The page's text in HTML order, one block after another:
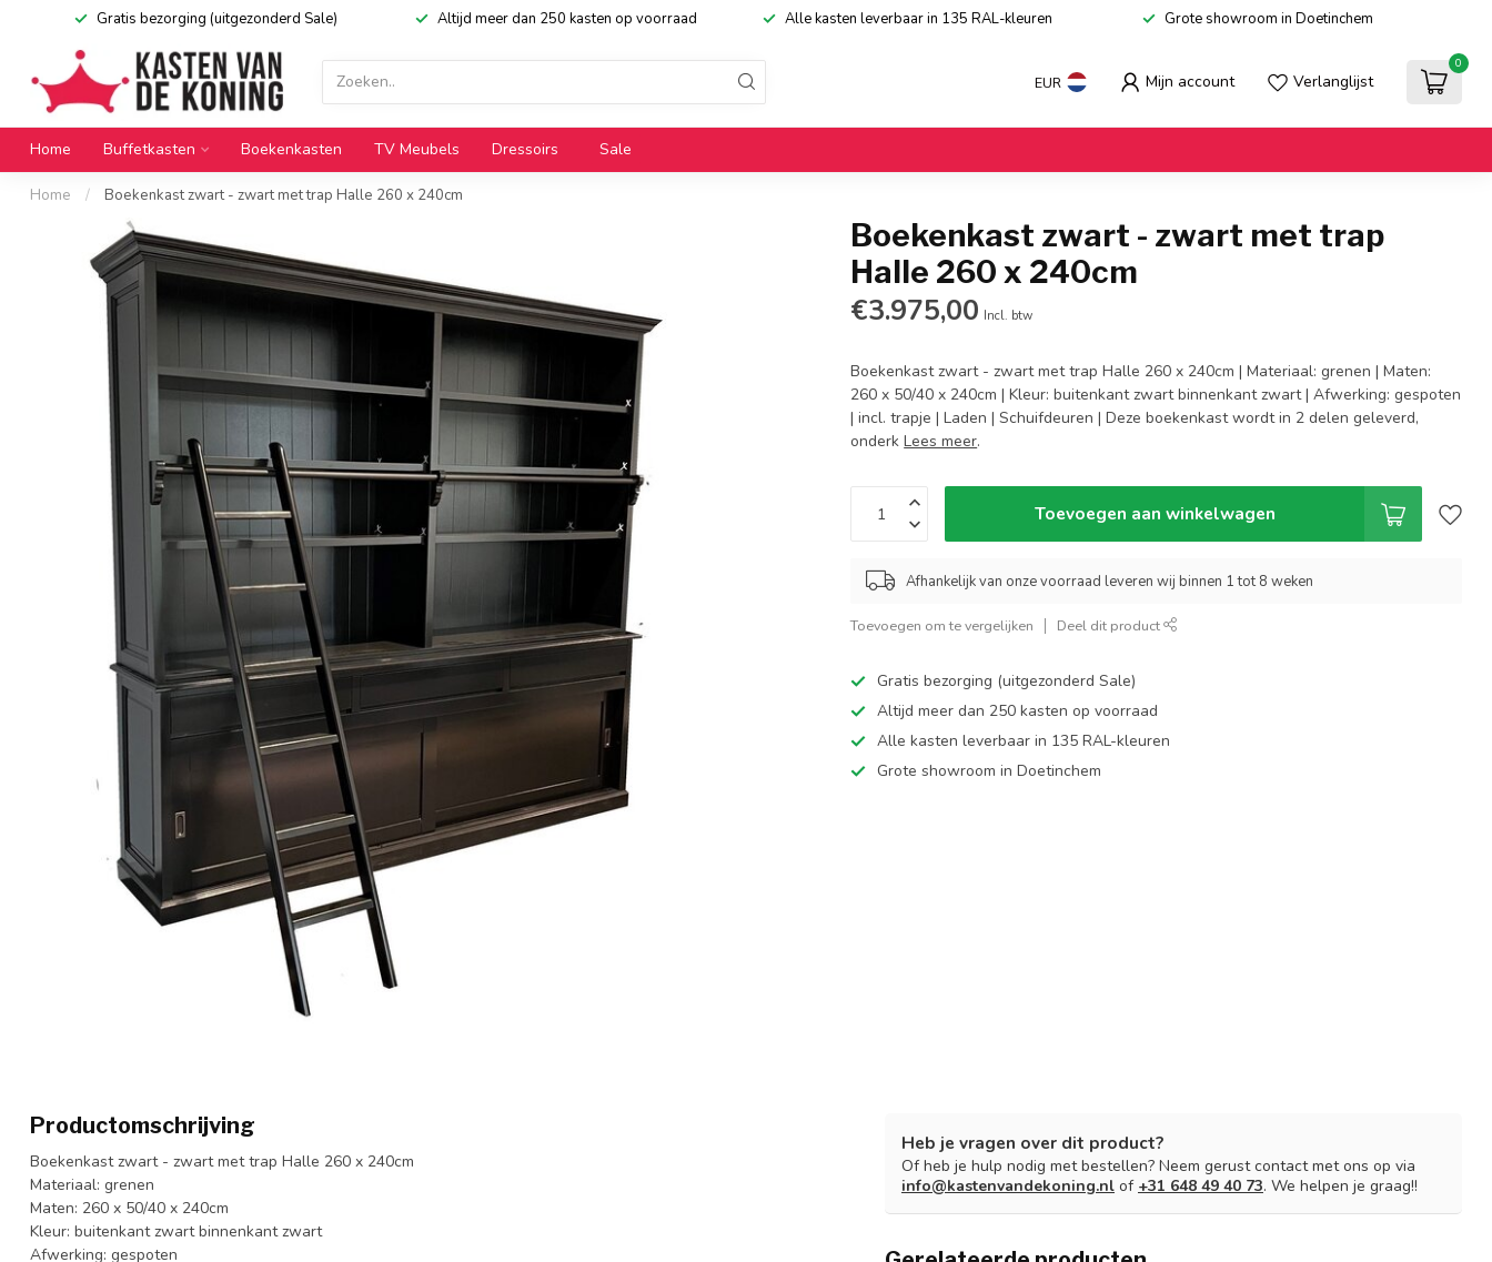
Gratis bezorging (uitgezonderd Sale) Altijd meer dan 250 kasten op voorraad Alle kasten leverbaar in 135 RAL-kleuren Grote showroom in Doetinchem
EUR Mijn account Verlanglijst
0
Home Buffetkasten Boekenkasten TV Meubels Dressoirs Sale
Home / Boekenkast zwart - zwart met trap Halle 260 x 240cm
Boekenkast zwart - zwart met trap
Halle 260 x 240cm
€3.975,00 Incl. btw
Boekenkast zwart - zwart met trap Halle 260 x 240cm | Materiaal: grenen | Maten:
260 x 50/40 x 240cm | Kleur: buitenkant zwart binnenkant zwart | Afwerking: gespoten
| incl. trapje | Laden | Schuifdeuren | Deze boekenkast wordt in 2 delen geleverd,
onderkLees meer.
Toevoegen aan winkelwagen
Afhankelijk van onze voorraad leveren wij binnen 1 tot 8 weken
Toevoegen om te vergelijken Deel dit product
Gratis bezorging (uitgezonderd Sale)
Altijd meer dan 250 kasten op voorraad
Alle kasten leverbaar in 135 RAL-kleuren
Grote showroom in Doetinchem
Productomschrijving
Boekenkast zwart - zwart met trap Halle 260 x 240cm
Materiaal: grenen
Maten: 260 x 50/40 x 240cm
Kleur: buitenkant zwart binnenkant zwart
Afwerking: gespoten
Heb je vragen over dit product?
Of heb je hulp nodig met bestellen? Neem gerust contact met ons op via
info@kastenvandekoning.nl of +31 648 49 40 73. We helpen je graag!!